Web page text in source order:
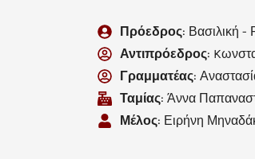
Πρόεδρος: Βασιλική
Αντιπρόεδρος:
Γραμματέας:
Ταμίας: Άννα
Μέλος: Ειρήνη